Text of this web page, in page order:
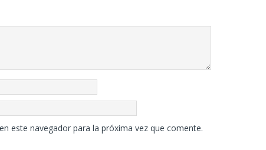
este navegador para la próxima vez que comente.